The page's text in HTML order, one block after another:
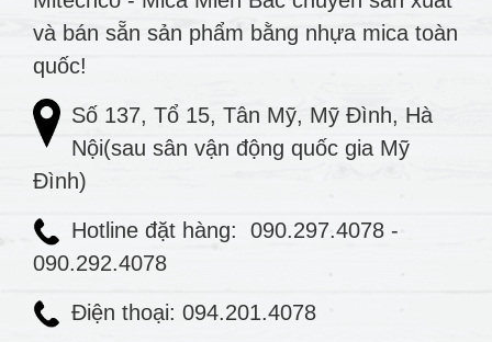
và bán sẵn sản phẩm bằng nhựa mica toàn
quốc!
Số 137, Tổ 15, Tân Mỹ, Mỹ Đình, Hà
Nội(sau sân vận động quốc gia Mỹ
Đình)
Hotline đặt hàng: 090.297.4078 -
090.292.4078
Điện thoại: 094.201.4078